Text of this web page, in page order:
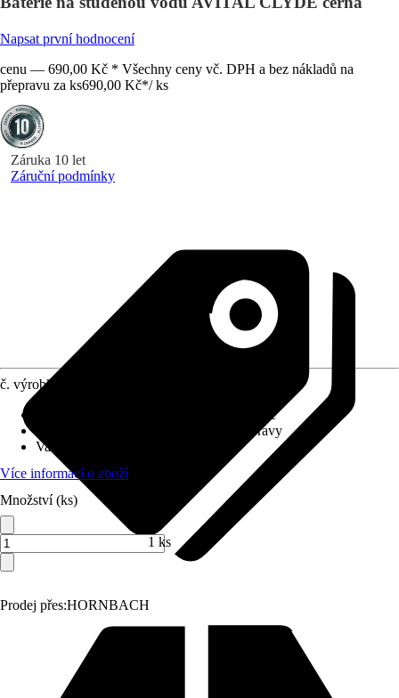
Napsat první hodnocení
cenu — 690,00 Kč * Všechny ceny vč. DPH a bez nákladů na
přepravu za ks690,00 Kč*/ ks
Záruka 10 let
Záruční podmínky
Prodej přes:HORNBACH
č. výrobku
Keramická kartuše
Bez odtokové soupravy
Varianta
Více informací o zboží
Množství (ks)
1 ks